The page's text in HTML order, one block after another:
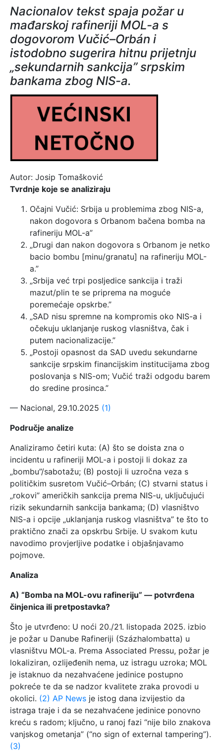
Nacionalov tekst spaja požar u
mađarskoj rafineriji MOL-a s
dogovorom Vučić–Orbán i
istodobno sugerira hitnu prijetnju
„sekundarnih sankcija” srpskim
bankama zbog NIS-a.
Autor: Josip Tomašković
Tvrdnje koje se analiziraju
Očajni Vučić: Srbija u problemima zbog NIS-a,
nakon dogovora s Orbanom bačena bomba na
rafineriju MOL-a”
„Drugi dan nakon dogovora s Orbanom je netko
bacio bombu [minu/granatu] na rafineriju MOL-
a.”
„Srbija već trpi posljedice sankcija i traži
mazut/plin te se priprema na moguće
poremećaje opskrbe.”
„SAD nisu spremne na kompromis oko NIS-a i
očekuju uklanjanje ruskog vlasništva, čak i
putem nacionalizacije.”
„Postoji opasnost da SAD uvedu sekundarne
sankcije srpskim financijskim institucijama zbog
poslovanja s NIS-om; Vučić traži odgodu barem
do sredine prosinca.”
— Nacional, 29.10.2025 (1)
Područje analize
Analiziramo četiri kuta: (A) što se doista zna o
incidentu u rafineriji MOL-a i postoji li dokaz za
„bombu”/sabotažu; (B) postoji li uzročna veza s
političkim susretom Vučić–Orbán; (C) stvarni status i
„rokovi” američkih sankcija prema NIS-u, uključujući
rizik sekundarnih sankcija bankama; (D) vlasništvo
NIS-a i opcije „uklanjanja ruskog vlasništva” te što to
praktično znači za opskrbu Srbije. U svakom kutu
navodimo provjerljive podatke i objašnjavamo
pojmove.
Analiza
A) “Bomba na MOL-ovu rafineriju” — potvrđena
činjenica ili pretpostavka?
Što je utvrđeno: U noći 20./21. listopada 2025. izbio
je požar u Danube Rafineriji (Százhalombatta) u
vlasništvu MOL-a. Prema Associated Pressu, požar je
lokaliziran, ozlijeđenih nema, uz istragu uzroka; MOL
je istaknuo da nezahvaćene jedinice postupno
pokreće te da se nadzor kvalitete zraka provodi u
okolici. (2) AP News je istog dana izvijestio da
istraga traje i da se nezahvaćene jedinice ponovno
kreću s radom; ključno, u ranoj fazi “nije bilo znakova
vanjskog ometanja” (“no sign of external tampering”).
(3)